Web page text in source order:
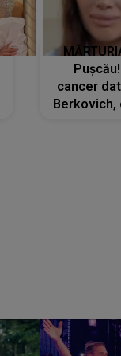
cancer
Berkovich,